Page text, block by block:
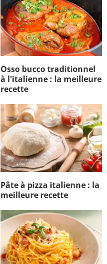
Osso bucco traditionnel
à l'italienne : la meilleure
recette
Pâte à pizza italienne : la
meilleure recette